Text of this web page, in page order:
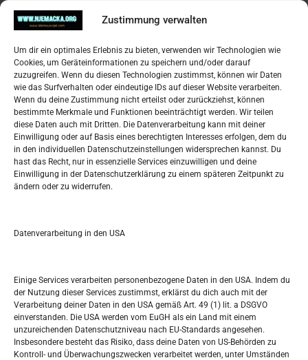
Zustimmung verwalten
Um dir ein optimales Erlebnis zu bieten, verwenden wir Technologien wie
Cookies, um Geräteinformationen zu speichern und/oder darauf
zuzugreifen. Wenn du diesen Technologien zustimmst, können wir Daten
wie das Surfverhalten oder eindeutige IDs auf dieser Website verarbeiten.
Wenn du deine Zustimmung nicht erteilst oder zurückziehst, können
bestimmte Merkmale und Funktionen beeinträchtigt werden. Wir teilen
diese Daten auch mit Dritten. Die Datenverarbeitung kann mit deiner
Einwilligung oder auf Basis eines berechtigten Interesses erfolgen, dem du
in den individuellen Datenschutzeinstellungen widersprechen kannst. Du
hast das Recht, nur in essenzielle Services einzuwilligen und deine
Einwilligung in der Datenschutzerklärung zu einem späteren Zeitpunkt zu
ändern oder zu widerrufen.
Datenverarbeitung in den USA
Einige Services verarbeiten personenbezogene Daten in den USA. Indem du
der Nutzung dieser Services zustimmst, erklärst du dich auch mit der
Verarbeitung deiner Daten in den USA gemäß Art. 49 (1) lit. a DSGVO
einverstanden. Die USA werden vom EuGH als ein Land mit einem
unzureichenden Datenschutzniveau nach EU-Standards angesehen.
Insbesondere besteht das Risiko, dass deine Daten von US-Behörden zu
Kontroll- und Überwachungszwecken verarbeitet werden, unter Umständen
Impressum
Datenschutzerklärung
Widerufsbelehrung
Oglašavanje / Postavite svoj oglas
Tko je “Idemo u Svijet – Njemačka?
Pretražite stranicu:
S
e
a
h
M D M D F S S
1
3 4 5 6 7 8
10 11 12 13 14 15 16